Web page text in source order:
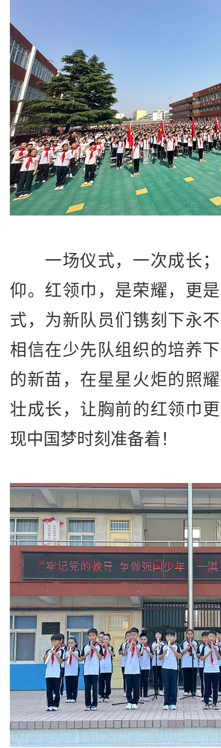
一场仪式，一次成长；
仰。红领巾，是荣耀，更
式，为新队员们镌刻下永
相信在少先队组织的培养
的新苗，在星星火炬的照
壮成长，让胸前的红领巾
现中国梦时刻准备着！